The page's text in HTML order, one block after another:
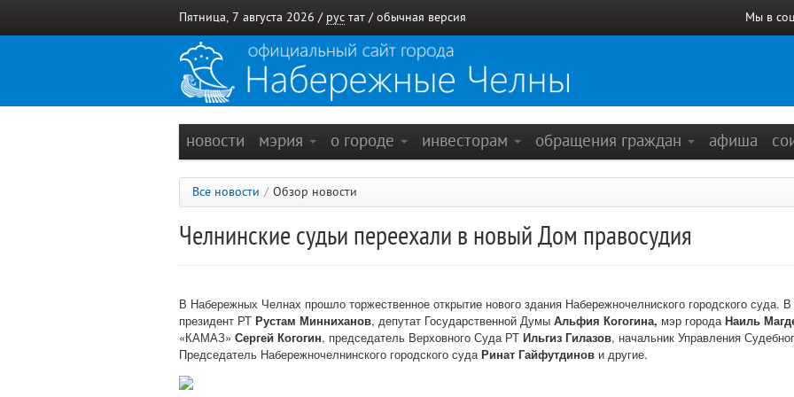
Пятница, 7 августа 2026 / рус тат / обычная версия Мы в
новости мэрия о городе инвесторам обращения граждан афиша
Все новости / Обзор новости
Челнинские судьи переехали в новый Дом правосудия
В Набережных Челнах прошло торжественное открытие нового здания Набережночелниского городского суда.
президент РТ Рустам Минниханов, депутат Государственной Думы Альфия Когогина, мэр городаНаиль
«КАМАЗ» Сергей Когогин, председатель Верховного Суда РТ Ильгиз Гилазов, начальник Управления
Председатель Набережночелнинского городского судаРинат Гайфутдинов и другие.